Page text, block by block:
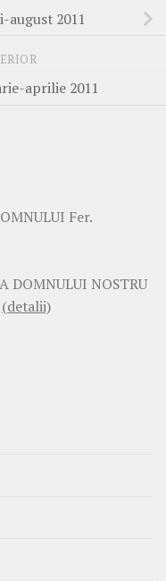
august 2011
aprilie 2011
Fer.
DOMNULUI NOSTRU
(detalii)